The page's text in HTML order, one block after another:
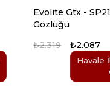
Evolite Gtx -
Gözlüğü
₺2.087
Havale
₺2.319